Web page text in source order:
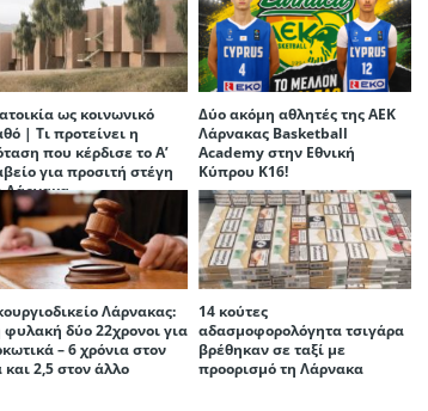
ως κοινωνικό
| Τι προτείνει η
που κέρδισε το Α’
για προσιτή στέγη
Λάρνακα
Δύο ακόμη αθλητές της ΑΕΚ
Λάρνακας Basketball
Academy στην Εθνική
Κύπρου Κ16!
Λάρνακας:
φυλακή δύο 22χρονοι για
– 6 χρόνια στον
και 2,5 στον άλλο
14 κούτες
αδασμοφορολόγητα τσιγάρα
βρέθηκαν σε ταξί με
προορισμό τη Λάρνακα